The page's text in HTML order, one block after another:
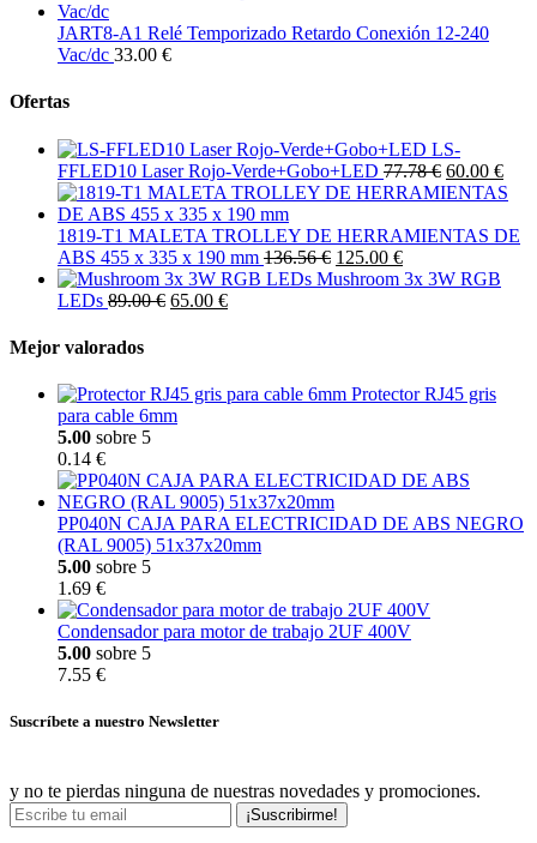
JART8-A1 Relé Temporizado Retardo Conexión 12-240
Vac/dc 33.00 €
Ofertas
LS-
FFLED10 Laser Rojo-Verde+Gobo+LED 77.78 € 60.00 €
1819-T1 MALETA TROLLEY DE HERRAMIENTAS DE
ABS 455 x 335 x 190 mm 136.56 € 125.00 €
Mushroom 3x 3W RGB
LEDs 89.00 € 65.00 €
Mejor valorados
Protector RJ45 gris
para cable 6mm
5.00 sobre 5
0.14 €
PP040N CAJA PARA ELECTRICIDAD DE ABS NEGRO
(RAL 9005) 51x37x20mm
5.00 sobre 5
1.69 €
Condensador para motor de trabajo 2UF 400V
5.00 sobre 5
7.55 €
Suscríbete a nuestro Newsletter
y no te pierdas ninguna de nuestras novedades y promociones.
¡Suscribirme!